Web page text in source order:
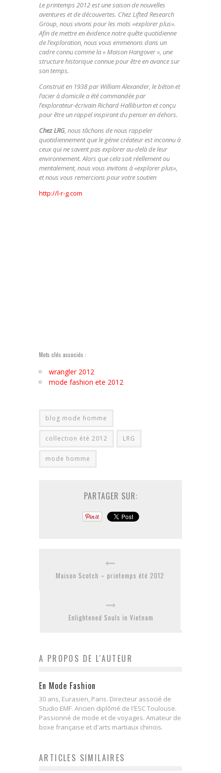
Le printemps 2012 est une saison de nouvelles
aventures et de découvertes. Chez Lifted Research
Group, nous vivons pour les mots «explorer plus».
Afin de mettre en évidence notre quête quotidienne
de l’exploration, nous vous emmenons dans un
cadre connu comme la « Maison Hangover », une
structure historique connue pour être en avance sur
son temps.
Construit en 1938 par William Alexander, le béton et
l’acier à domicile a été commandée par
l’explorateur-écrivain Richard Halliburton et conçu
pour être un rappel inspirant du penser en dehors.
Chez LRG, nous tâchons de nous rappeler
quotidiennement que le génie créateur est inconnu à
ceux qui ne savent pas explorer au-delà de leur
environnement. Alors que cela soit réellement ou
mentalement, nous vous invitons à «explorer plus»,
et nous vous remercions pour votre soutien
http://l-r-g.com
Mots clés associés :
wrangler 2012
mode fashion ete 2012
blog mode homme
collection été 2012 LRG
mode homme
PARTAGER SUR:
Maison Scotch – printemps été 2012
Enlightened Souls in Vietnam
A PROPOS DE L'AUTEUR
En Mode Fashion
30 ans, Eurasien, Paris. Directeur associé de
Studio EMF. Ancien diplômé de l'ESC Toulouse.
Passionné de mode et de voyages. Amateur de
boxe française et d'arts martiaux chinois.
ARTICLES SIMILAIRES